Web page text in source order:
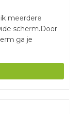
meerdere
scherm.Door
ga je
realistische
je de monitor
monitor